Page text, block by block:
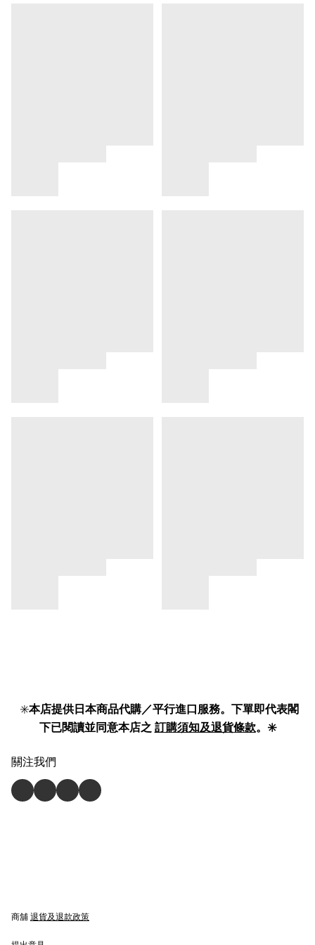
✳️本店提供日本商品代購／平行進口服務。下單即代表閣
下已閱讀並同意本店之 訂購須知及退貨條款。✳️
關注我們
商舖 退貨及退款政策